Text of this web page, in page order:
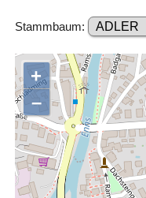
Stammbaum:
+
–